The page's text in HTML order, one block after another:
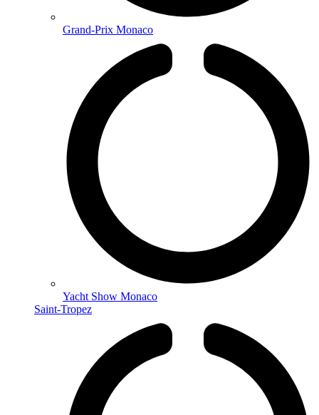
Grand-Prix Monaco
Yacht Show Monaco
Saint-Tropez